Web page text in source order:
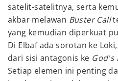
satelit-satelitnya, serta
akbar melawan Buster Call
yang kemudian diperkuat
Di Elbaf ada sorotan ke
dari sisi antagonis ke God's
Setiap elemen ini penting